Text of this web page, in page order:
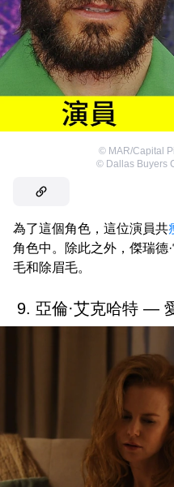
© MAR/Capital
© Dallas Buyers
為了這個角色，這位演員共
角色中。除此之外，傑瑞德
毛和除眉毛。
9. 亞倫·艾克哈特 —